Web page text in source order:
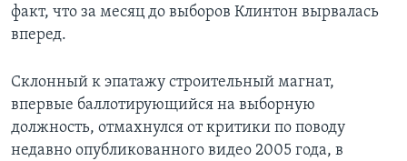
факт, что за месяц до выборов Клинтон вырвалась
вперед.
Склонный к эпатажу строительный магнат,
впервые баллотирующийся на выборную
должность, отмахнулся от критики по поводу
недавно опубликованного видео 2005 года, в